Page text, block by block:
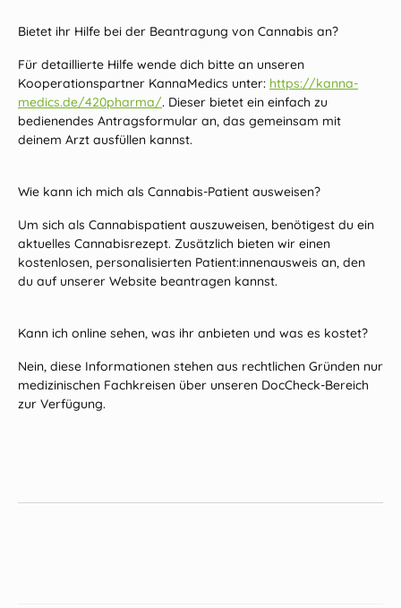
Bietet ihr Hilfe bei der Beantragung von Cannabis an?
Für detaillierte Hilfe wende dich bitte an unseren
Kooperationspartner KannaMedics unter: https://kanna-
medics.de/420pharma/. Dieser bietet ein einfach zu
bedienendes Antragsformular an, das gemeinsam mit
deinem Arzt ausfüllen kannst.
Wie kann ich mich als Cannabis-Patient ausweisen?
Um sich als Cannabispatient auszuweisen, benötigest du ein
aktuelles Cannabisrezept. Zusätzlich bieten wir einen
kostenlosen, personalisierten Patient:innenausweis an, den
du auf unserer Website beantragen kannst.
Kann ich online sehen, was ihr anbieten und was es kostet?
Nein, diese Informationen stehen aus rechtlichen Gründen nur
medizinischen Fachkreisen über unseren DocCheck-Bereich
zur Verfügung.